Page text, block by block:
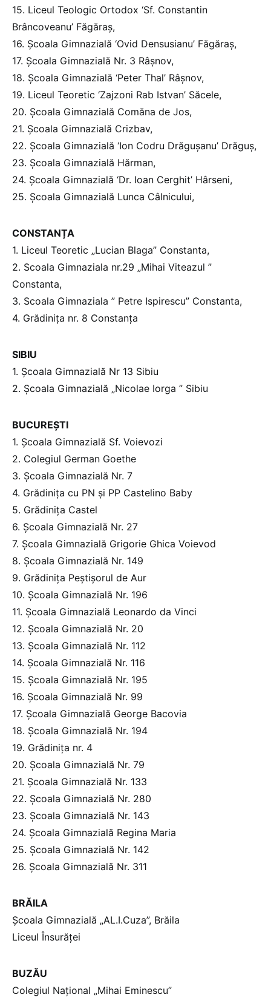
15. Liceul Teologic Ortodox ‘Sf. Constantin
Brâncoveanu’ Făgăraș,
16. Școala Gimnazială ‘Ovid Densusianu’ Făgăraș,
17. Școala Gimnazială Nr. 3 Râșnov,
18. Școala Gimnazială ‘Peter Thal’ Râșnov,
19. Liceul Teoretic ‘Zajzoni Rab Istvan’ Săcele,
20. Școala Gimnazială Comăna de Jos,
21. Școala Gimnazială Crizbav,
22. Școala Gimnazială ‘Ion Codru Drăgușanu’ Drăguș,
23. Școala Gimnazială Hărman,
24. Școala Gimnazială ‘Dr. Ioan Cerghit’ Hârseni,
25. Școala Gimnazială Lunca Câlnicului,
CONSTANȚA
1. Liceul Teoretic „Lucian Blaga” Constanta,
2. Scoala Gimnaziala nr.29 „Mihai Viteazul ”
Constanta,
3. Scoala Gimnaziala ” Petre Ispirescu” Constanta,
4. Grădinița nr. 8 Constanța
SIBIU
1. Școala Gimnazială Nr 13 Sibiu
2. Școala Gimnazială „Nicolae Iorga ” Sibiu
BUCUREȘTI
1. Școala Gimnazială Sf. Voievozi
2. Colegiul German Goethe
3. Școala Gimnazială Nr. 7
4. Grădinița cu PN și PP Castelino Baby
5. Grădinița Castel
6. Școala Gimnazială Nr. 27
7. Școala Gimnazială Grigorie Ghica Voievod
8. Școala Gimnazială Nr. 149
9. Grădinița Peștișorul de Aur
10. Școala Gimnazială Nr. 196
11. Școala Gimnazială Leonardo da Vinci
12. Școala Gimnazială Nr. 20
13. Școala Gimnazială Nr. 112
14. Școala Gimnazială Nr. 116
15. Școala Gimnazială Nr. 195
16. Școala Gimnazială Nr. 99
17. Școala Gimnazială George Bacovia
18. Școala Gimnazială Nr. 194
19. Grădinița nr. 4
20. Școala Gimnazială Nr. 79
21. Școala Gimnazială Nr. 133
22. Școala Gimnazială Nr. 280
23. Școala Gimnazială Nr. 143
24. Școala Gimnazială Regina Maria
25. Școala Gimnazială Nr. 142
26. Școala Gimnazială Nr. 311
BRĂILA
Școala Gimnazială „AL.I.Cuza”, Brăila
Liceul Însurăței
BUZĂU
Colegiul Național „Mihai Eminescu”